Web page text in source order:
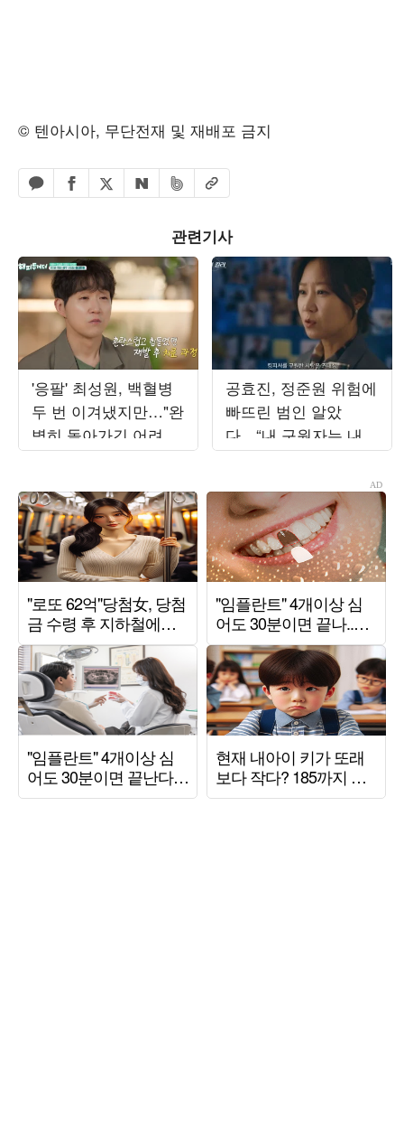
© 텐아시아, 무단전재 및 재배포 금지
카카오톡 공유하기
페이스북 공유하기
엑스 공유하기
네이버 공유하기
밴드 공유하기
URL복사
관련기사
'응팔' 최성원, 백혈병
두 번 이겨냈지만…"완
벽히 돌아가긴 어려워"
('해투')
공효진, 정준원 위험에
빠뜨린 범인 알았
다…“내 구원자는 내
남편” (‘유부녀 킬러’)